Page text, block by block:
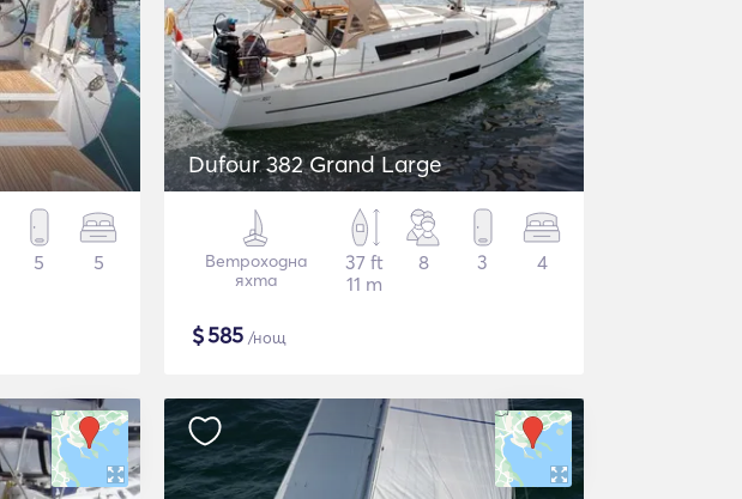
5 5
Dufour 382 Grand Large
Ветроходна
яхта
37 ft
11 m
8 3 4
$585 /нощ